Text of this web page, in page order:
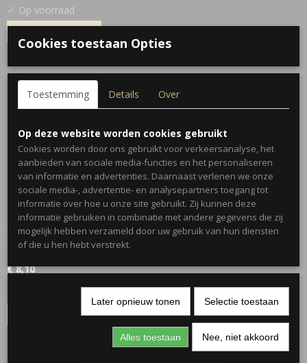
✓ Op voorraad
Yodeyma - Yode
OMSCHRIJVING — De citrus tonen van de sinaasappel en…
€ 8,10
IN WINKELWAGEN
Cookies toestaan Opties
Toestemming Details Over
Op deze website worden cookies gebruikt
Cookies worden door ons gebruikt voor verkeersanalyse, het
aanbieden van sociale media-functies en het personaliseren
van informatie en advertenties. Daarnaast verlenen we onze
sociale media-, advertentie- en analysepartners toegang tot
informatie over hoe u onze site gebruikt. Zij kunnen deze
informatie gebruiken in combinatie met andere gegevens die zij
mogelijk hebben verzameld door uw gebruik van hun diensten
of die u hen hebt verstrekt.
Later opnieuw tonen Selectie toestaan
Alles toestaan Nee, niet akkoord